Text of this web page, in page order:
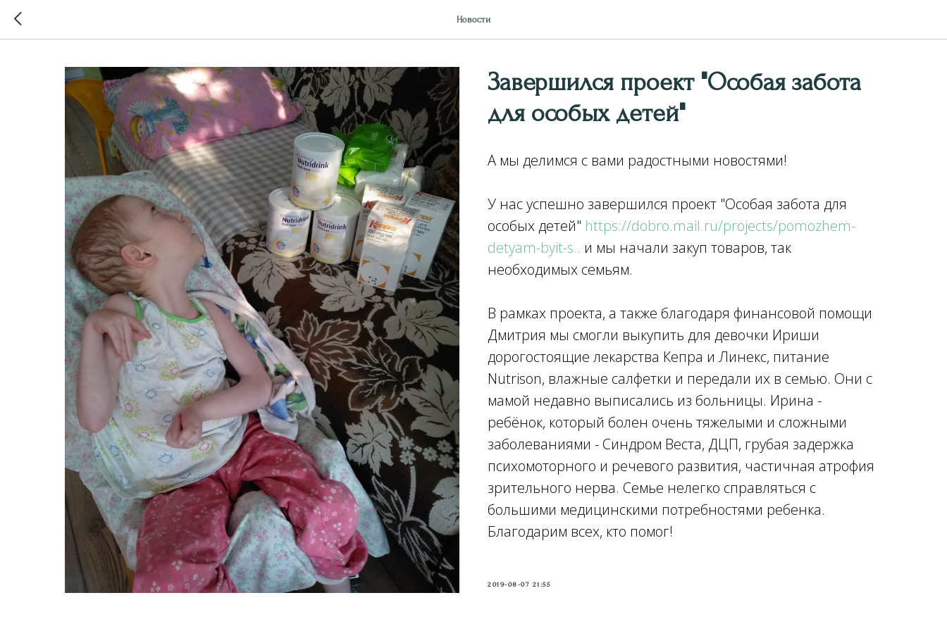
Новости
Завершился проект "Особая забота
для особых детей"
А мы делимся с вами радостными новостями!
У нас успешно завершился проект "Особая забота для
особых детей" https://dobro.mail.ru/projects/pomozhem-
detyam-byit-s.. и мы начали закуп товаров, так
необходимых семьям.
В рамках проекта, а также благодаря финансовой помощи
Дмитрия мы смогли выкупить для девочки Ириши
дорогостоящие лекарства Кепра и Линекс, питание
Nutrison, влажные салфетки и передали их в семью. Они с
мамой недавно выписались из больницы. Ирина -
ребёнок, который болен очень тяжелыми и сложными
заболеваниями - Синдром Веста, ДЦП, грубая задержка
психомоторного и речевого развития, частичная атрофия
зрительного нерва. Семье нелегко справляться с
большими медицинскими потребностями ребенка.
Благодарим всех, кто помог!
2019-08-07 21:55